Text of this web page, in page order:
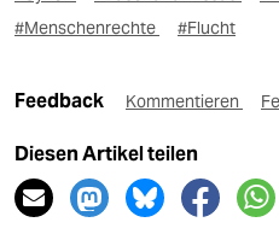
#Menschenrechte
#Flucht
Feedback Kommentieren
Diesen Artikel teilen